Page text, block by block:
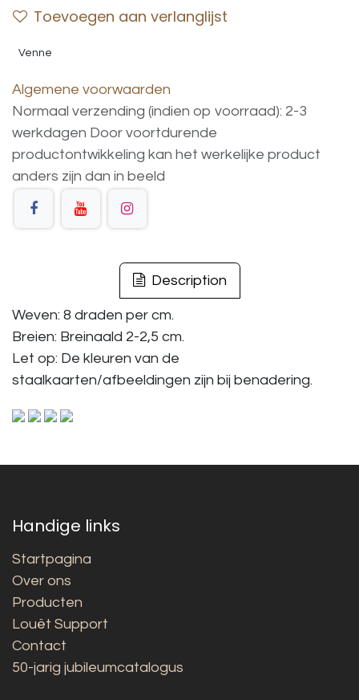
Toevoegen aan verlanglijst
Venne
Algemene voorwaarden
Normaal verzending (indien op voorraad): 2-3
werkdagen Door voortdurende
productontwikkeling kan het werkelijke product
anders zijn dan in beeld
Description
Weven: 8 draden per cm.
Breien: Breinaald 2-2,5 cm.
Let op: De kleuren van de
staalkaarten/afbeeldingen zijn bij benadering.
Handige links
Startpagina
Over ons
Producten
Louët Support
Contact
50-jarig jubileumcatalogus